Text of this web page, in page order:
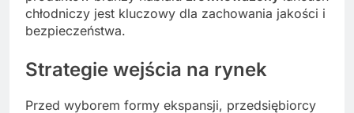
chłodniczy jest kluczowy dla zachowania jakości i
bezpieczeństwa.
Strategie wejścia na rynek
Przed wyborem formy ekspansji, przedsiębiorcy